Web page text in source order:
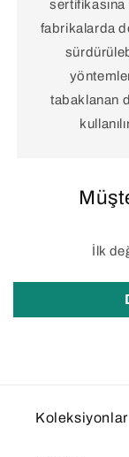
sertifikasına
fabrikalarda
tabaklanan
İlk
Koleksiyonlar